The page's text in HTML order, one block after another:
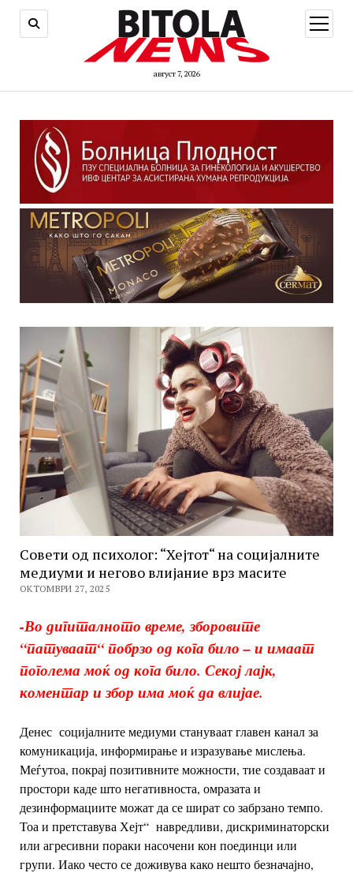
август 7, 2026
open
menu
Совети од психолог: “Хејтот“ на социјалните
медиуми и негово влијание врз масите
ОКТОМВРИ 27, 2025
-Во дигиталното време, зборовите
“патуваат“побрзо од кога било – и имаат
поголема моќ од кога било. Секој лајк,
коментар и збор има моќ да влијае.
Денес социјалните медиуми стануваат главен канал за
комуникација, информирање и изразување мислења.
Меѓутоа, покрај позитивните можности, тие создаваат и
простори каде што негативноста, омразата и
дезинформациите можат да се шират со забрзано темпо.
Тоа и претставува Хејт“ навредливи, дискриминаторски
или агресивни пораки насочени кон поединци или
групи. Иако често се доживува како нешто безначајно,